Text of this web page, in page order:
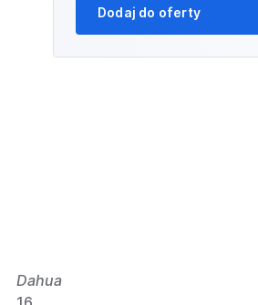
Dodaj do oferty
Dahua